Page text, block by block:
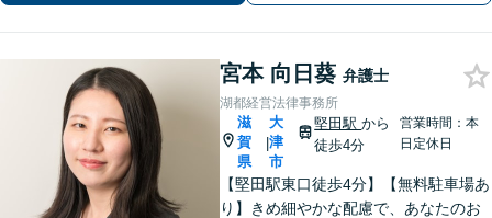
宮本 向日葵 弁護士
湖都経営法律事務所
滋
賀
県
|
大
津
市
堅田駅から
徒歩4分
営業時間：本
日定休日
【堅田駅東口徒歩4分】【無料駐車場あ
り】きめ細やかな配慮で、あなたのお